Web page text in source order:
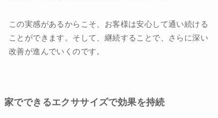
この実感があるからこそ、お客様は安心して通い続ける
ことができます。そして、継続することで、さらに深い
改善が進んでいくのです。
家でできるエクササイズで効果を持続